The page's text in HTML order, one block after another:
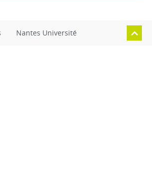
Nantes Université